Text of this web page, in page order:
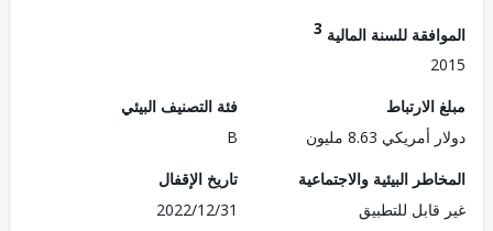
للسنة المالية3
8.63 مليون
فئة التصنيف البيئي
البيئية والاجتماعية
للتطبيق
تاريخ الإقفال
2022/12/31